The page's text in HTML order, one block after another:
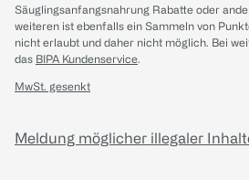
Säuglingsanfangsnahrung Rabatte oder
weiteren ist ebenfalls ein Sammeln von
nicht erlaubt und daher nicht möglich. Bei
das BIPA Kundenservice.
MwSt. gesenkt
Meldung möglicher illegaler